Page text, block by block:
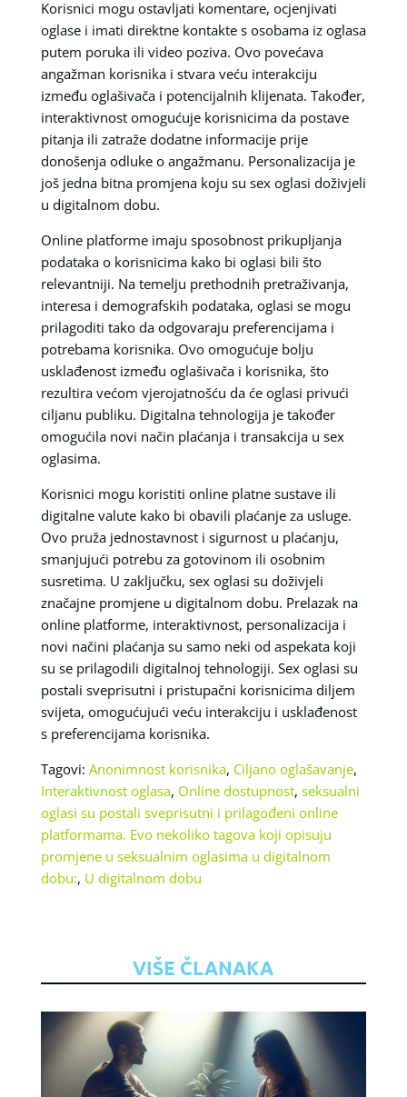
Korisnici mogu ostavljati komentare, ocjenjivati
oglase i imati direktne kontakte s osobama iz oglasa
putem poruka ili video poziva. Ovo povećava
angažman korisnika i stvara veću interakciju
između oglašivača i potencijalnih klijenata. Također,
interaktivnost omogućuje korisnicima da postave
pitanja ili zatraže dodatne informacije prije
donošenja odluke o angažmanu. Personalizacija je
još jedna bitna promjena koju su sex oglasi doživjeli
u digitalnom dobu.
Online platforme imaju sposobnost prikupljanja
podataka o korisnicima kako bi oglasi bili što
relevantniji. Na temelju prethodnih pretraživanja,
interesa i demografskih podataka, oglasi se mogu
prilagoditi tako da odgovaraju preferencijama i
potrebama korisnika. Ovo omogućuje bolju
usklađenost između oglašivača i korisnika, što
rezultira većom vjerojatnošću da će oglasi privući
ciljanu publiku. Digitalna tehnologija je također
omogućila novi način plaćanja i transakcija u sex
oglasima.
Korisnici mogu koristiti online platne sustave ili
digitalne valute kako bi obavili plaćanje za usluge.
Ovo pruža jednostavnost i sigurnost u plaćanju,
smanjujući potrebu za gotovinom ili osobnim
susretima. U zaključku, sex oglasi su doživjeli
značajne promjene u digitalnom dobu. Prelazak na
online platforme, interaktivnost, personalizacija i
novi načini plaćanja su samo neki od aspekata koji
su se prilagodili digitalnoj tehnologiji. Sex oglasi su
postali sveprisutni i pristupačni korisnicima diljem
svijeta, omogućujući veću interakciju i usklađenost
s preferencijama korisnika.
Tagovi: Anonimnost korisnika, Ciljano oglašavanje,
Interaktivnost oglasa, Online dostupnost, seksualni
oglasi su postali sveprisutni i prilagođeni online
platformama. Evo nekoliko tagova koji opisuju
promjene u seksualnim oglasima u digitalnom
dobu:, U digitalnom dobu
VIŠE ČLANAKA